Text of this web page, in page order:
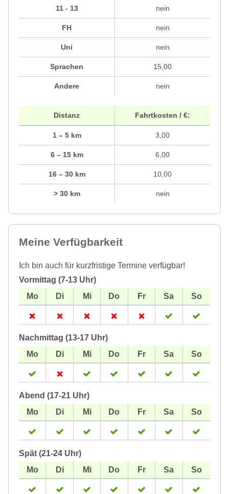
11 - 13
FH
Uni
Sprachen
Andere
nein
nein
nein
15,00
nein
Distanz
1 – 5 km
6 – 15 km
16 – 30 km
> 30 km
Fahrtkosten / €:
3,00
6,00
10,00
nein
Meine Verfügbarkeit
Ich bin auch für kurzfristige Termine verfügbar!
Vormittag (7-13 Uhr)
Nachmittag (13-17 Uhr)
Abend (17-21 Uhr)
Spät (21-24 Uhr)